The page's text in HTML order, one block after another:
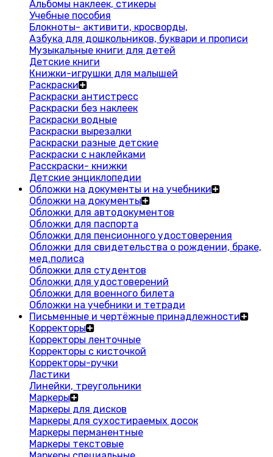
Альбомы наклеек, стикеры
Учебные пособия
Блокноты- активити, кросворды,
Азбука для дошкольников, буквари и прописи
Музыкальные книги для детей
Детские книги
Книжки-игрушки для малышей
Раскраски
Раскраски антистресс
Раскраски без наклеек
Раскраски водные
Раскраски вырезалки
Раскраски разные детские
Раскраски с наклейками
Расскраски- книжки
Детские энциклопедии
Обложки на документы и на учебники
Обложки на документы
Обложки для автодокументов
Обложки для паспорта
Обложки для пенсионного удостоверения
Обложки для свидетельства о рождении, браке,
мед.полиса
Обложки для студентов
Обложки для удостоверений
Обложки для военного билета
Обложки на учебники и тетради
Письменные и чертёжные принадлежности
Корректоры
Корректоры ленточные
Корректоры с кисточкой
Корректоры-ручки
Ластики
Линейки, треугольники
Маркеры
Маркеры для дисков
Маркеры для сухостираемых досок
Маркеры перманентные
Маркеры текстовые